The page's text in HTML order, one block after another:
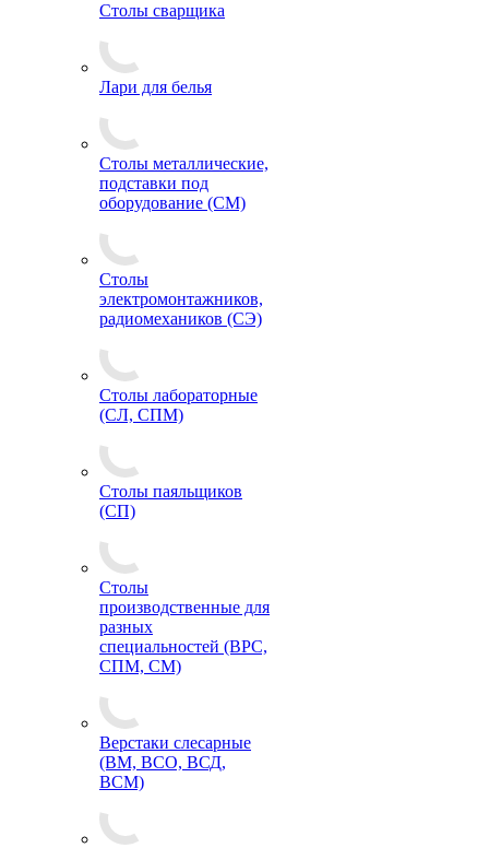
Столы сварщика
Лари для белья
Столы металлические,
подставки под
оборудование (СМ)
Столы
электромонтажников,
радиомехаников (СЭ)
Столы лабораторные
(СЛ, СПМ)
Столы паяльщиков
(СП)
Столы
производственные для
разных
специальностей (ВРС,
СПМ, СМ)
Верстаки слесарные
(ВМ, ВСО, ВСД,
ВСМ)